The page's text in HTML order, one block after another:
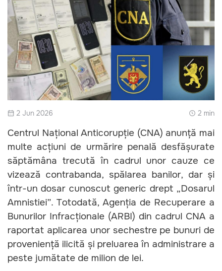
2 Jun 2026 2 min
Centrul Național Anticorupție (CNA) anunță mai
multe acțiuni de urmărire penală desfășurate
săptămâna trecută în cadrul unor cauze ce
vizează contrabanda, spălarea banilor, dar și
într-un dosar cunoscut generic drept „Dosarul
Amnistiei”. Totodată, Agenția de Recuperare a
Bunurilor Infracționale (ARBI) din cadrul CNA a
raportat aplicarea unor sechestre pe bunuri de
proveniență ilicită și preluarea în administrare a
peste jumătate de milion de lei.